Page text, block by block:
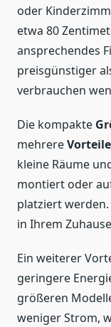
oder
etwa 80
ansprechendes
preisgünstiger
verbrauchen
Die kompakte
mehrereVorteile
kleine Räume
montiert oder
platziert
in Ihrem
Ein weiterer
geringere
größeren
weniger Strom,